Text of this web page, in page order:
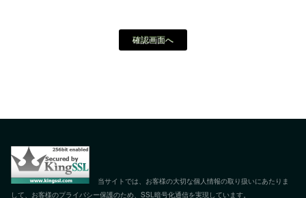
個人情報保護責任者：虎谷 秀信
苦情相談窓口責任者：三坂 健
1. お問い合わせに関する回答
2. お問い合わせに付随する質問
3. お問い合わせに付随する通知当サイトでは、お客様の大切な個人情報の取り扱いにあたりま
して、お客様のプライバシー保護のため、SSL暗号化通信を実現しています。